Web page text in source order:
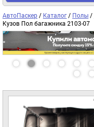
АвтоПаскер / Каталог / Полы /
Кузов Пол багажника 2103-07